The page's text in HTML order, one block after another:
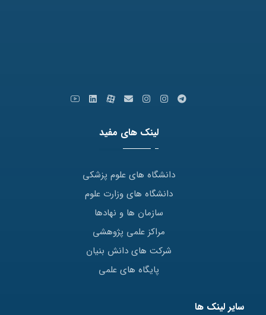
لینک های مفید
دانشگاه های علوم پزشکی
دانشگاه های وزارت علوم
سازمان ها و نهادها
مراکز علمی پژوهشی
شرکت های دانش بنیان
پایگاه های علمی
سایر لینک ها